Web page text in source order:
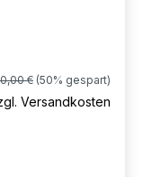
Preis:
€ (50% gespart)
Versandkosten